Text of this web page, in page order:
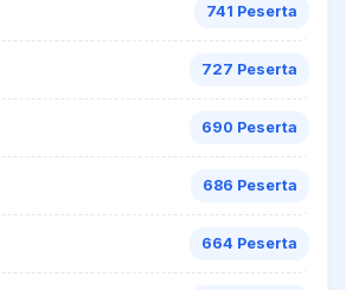
741 Peserta
727 Peserta
690 Peserta
686 Peserta
664 Peserta